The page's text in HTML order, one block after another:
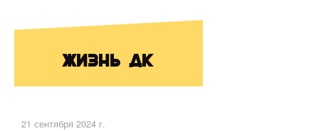
Жизнь ДК
21 сентября 2024 г.